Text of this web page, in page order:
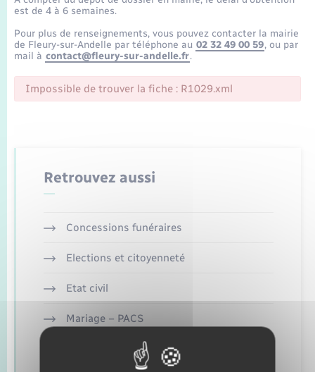
Etat-civil - Papiers - Citoyenneté
Mariage – PACS
Parrainage civil
Logement - Urbanisme
Numérique
Seniors
Transports scolaires
Travaux - Autorisation d’occupation de l’espace
public
Compétences
Plan interactif
Publications
La Communauté de communes
est de 4 à 6 semaines.
Pour plus de renseignements, vous pouvez contacter la mairie
de Fleury-sur-Andelle par téléphone au 02 32 49 00 59, ou par
mail à contact@fleury-sur-andelle.fr.
Impossible de trouver la fiche : R1029.xml
Retrouvez aussi
Concessions funéraires
Elections et citoyenneté
Etat civil
Mariage – PACS
Parrainage civil